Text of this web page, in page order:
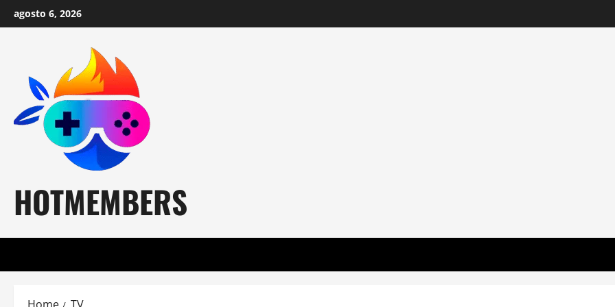
Skip
to
agosto 6, 2026
HOTMEMBERS